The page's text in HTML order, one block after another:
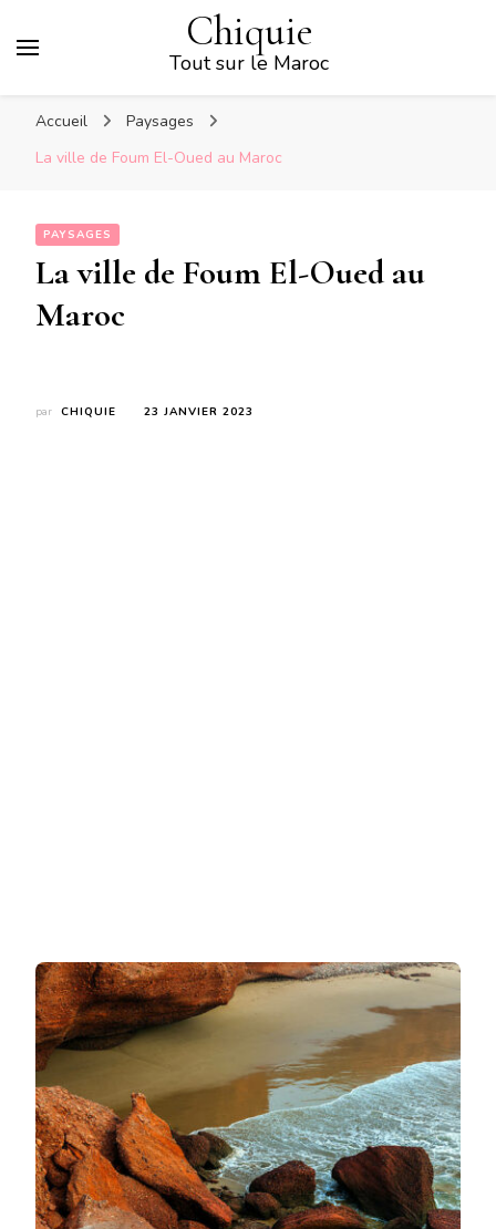
Chiquie
Tout sur le Maroc
Accueil
Paysages
La ville de Foum El-Oued au Maroc
PAYSAGES
La ville de Foum El-Oued au
Maroc
par CHIQUIE 23 JANVIER 2023